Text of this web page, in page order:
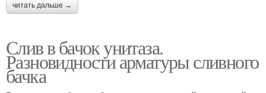
читать дальше →
Слив в бачок унитаза.
Разновидности арматуры сливного
бачка